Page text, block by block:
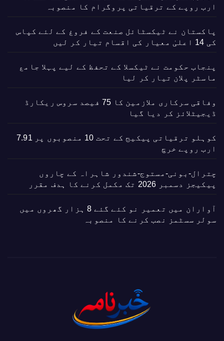
ارب روپے کے ترقیاتی پروگرام کا منصوبہ
پاکستان نے ٹیکسٹائل صنعت کے فروغ کے لئے کپاس
کی 14 اعلیٰ معیار کی اقسام تیار کر لیں
پنجاب حکومت نے ٹیکسلا کے تحفظ کے لیے پہلا جامع
ماسٹر پلان تیار کر لیا
وفاقی سرکاری ملازمین کا 75 فیصد سروس ریکارڈ
ڈیجیٹلائز کر دیا گیا
کوہلو ترقیاتی پیکیج کے تحت 10 منصوبوں پر 7.91
ارب روپے خرچ
چترال-بونی-مستوج-شندور شاہراہ کے چاروں
پیکیجز دسمبر 2026 تک مکمل کرنے کا ہدف مقرر
آواران میں تعمیر نو کئے گئے 8 ہزار گھروں میں
سولر سسٹمز نصب کرنے کا منصوبہ